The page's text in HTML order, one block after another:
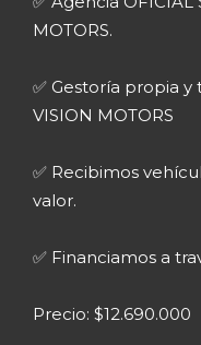
MOTORS.
✅ Gestoría propia
VISION MOTORS
✅ Recibimos
valor.
✅ Financiamos a
Precio: $12.690.000